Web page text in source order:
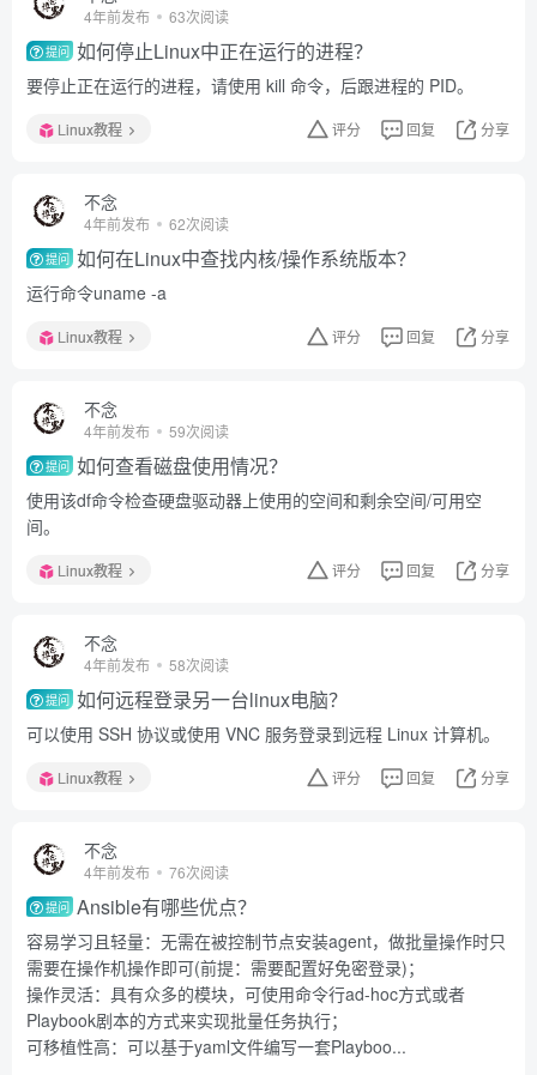
4年前发布 63次阅读
提问 如何停止Linux中正在运行的进程？
要停止正在运行的进程，请使用 kill 命令，后跟进程的 PID。
Linux教程 评分 回复 分享
不念
4年前发布 62次阅读
提问 如何在Linux中查找内核/操作系统版本？
运行命令uname -a
Linux教程 评分 回复 分享
不念
4年前发布 59次阅读
提问 如何查看磁盘使用情况？
使用该df命令检查硬盘驱动器上使用的空间和剩余空间/可用空
间。
Linux教程 评分 回复 分享
不念
4年前发布 58次阅读
提问 如何远程登录另一台linux电脑？
可以使用 SSH 协议或使用 VNC 服务登录到远程 Linux 计算机。
Linux教程 评分 回复 分享
不念
4年前发布 76次阅读
提问 Ansible有哪些优点？
容易学习且轻量：无需在被控制节点安装agent，做批量操作时只
需要在操作机操作即可(前提：需要配置好免密登录)；
操作灵活：具有众多的模块，可使用命令行ad-hoc方式或者
Playbook剧本的方式来实现批量任务执行；
可移植性高：可以基于yaml文件编写一套Playboo...